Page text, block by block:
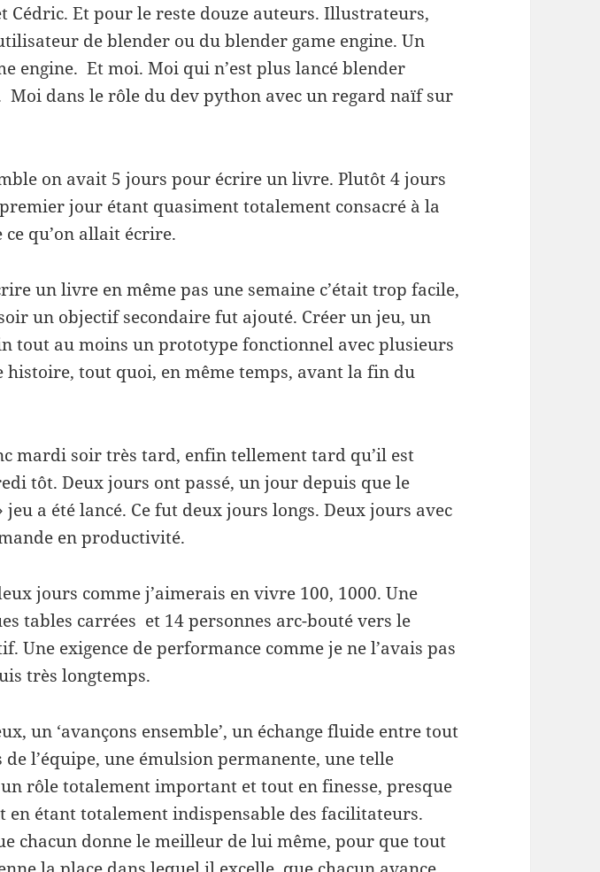
Cédric. Et pour le reste douze auteurs. Illustrateurs,
de blender ou du blender game engine. Un
engine. Et moi. Moi qui n’est plus lancé blender
Moi dans le rôle du dev python avec un regard naïf sur
on avait 5 jours pour écrire un livre. Plutôt 4 jours
jour étant quasiment totalement consacré à la
qu’on allait écrire.
un livre en même pas une semaine c’était trop facile,
un objectif secondaire fut ajouté. Créer un jeu, un
tout au moins un prototype fonctionnel avec plusieurs
histoire, tout quoi, en même temps, avant la fin du
mardi soir très tard, enfin tellement tard qu’il est
tôt. Deux jours ont passé, un jour depuis que le
jeu a été lancé. Ce fut deux jours longs. Deux jours avec
en productivité.
jours comme j’aimerais en vivre 100, 1000. Une
tables carrées et 14 personnes arc-bouté vers le
Une exigence de performance comme je ne l’avais pas
très longtemps.
un ‘avançons ensemble’, un échange fluide entre tout
de l’équipe, une émulsion permanente, une telle
rôle totalement important et tout en finesse, presque
en étant totalement indispensable des facilitateurs.
chacun donne le meilleur de lui même, pour que tout